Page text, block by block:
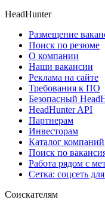
HeadHunter
Размещение
Поиск по резюме
О компании
Наши вакансии
Реклама на сайте
Требования к ПО
Безопасный
HeadHunter API
Партнерам
Инвесторам
Каталог компаний
Поиск по
Работа рядом с
Сетка: соцсеть
Соискателям